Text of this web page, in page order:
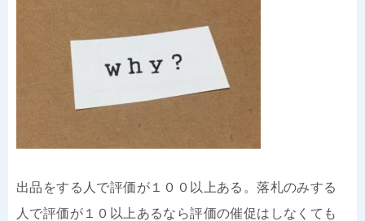
出品をする人で評価が１００以上ある。落札のみする
人で評価が１０以上あるなら評価の催促はしなくても